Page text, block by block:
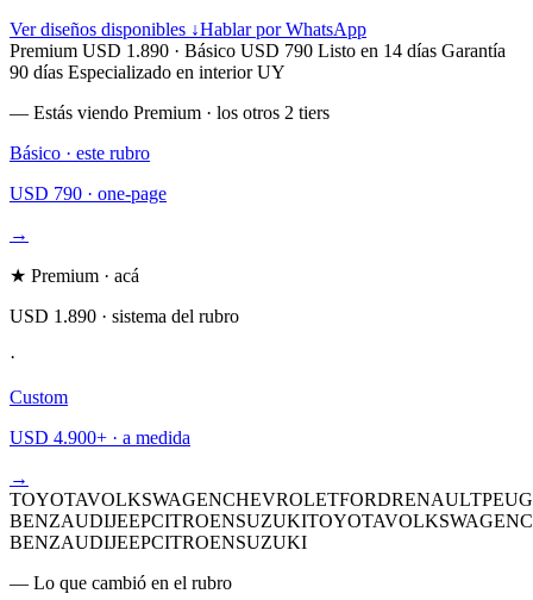
Ver diseños disponibles ↓Hablar por WhatsApp
Premium USD 1.890 · Básico USD 790 Listo en 14 días Garantía
90 días Especializado en interior UY
— Estás viendo Premium · los otros 2 tiers
Básico · este rubro
USD 790 · one-page
→
★ Premium · acá
USD 1.890 · sistema del rubro
·
Custom
USD 4.900+ · a medida
→
TOYOTAVOLKSWAGENCHEVROLETFORDRENAULT
BENZAUDIJEEPCITROENSUZUKITOYOTAVOLKSWAGEN
BENZAUDIJEEPCITROENSUZUKI
— Lo que cambió en el rubro